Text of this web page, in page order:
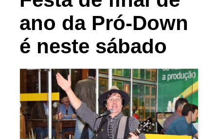
ano da Pró-Down
é neste sábado